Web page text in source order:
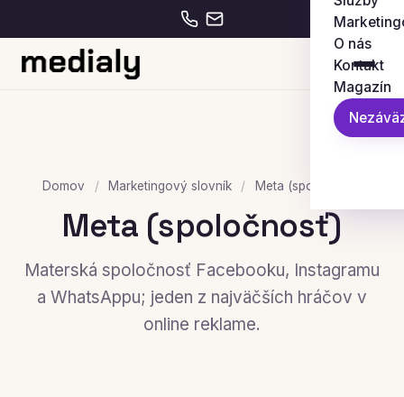
O nás
Kontakt
Magazín
Domov / Marketingový slovník / Meta (spoločnosť)
Meta (spoločnosť)
Materská spoločnosť Facebooku, Instagramu
a WhatsAppu; jeden z najväčších hráčov v
online reklame.